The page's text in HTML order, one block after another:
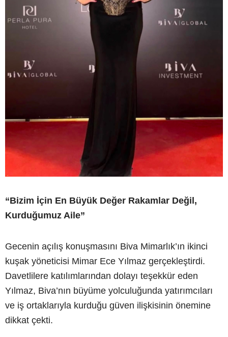
“Bizim İçin En Büyük Değer Rakamlar Değil,
Kurduğumuz Aile”
Gecenin açılış konuşmasını Biva Mimarlık’ın ikinci
kuşak yöneticisi Mimar Ece Yılmaz gerçekleştirdi.
Davetlilere katılımlarından dolayı teşekkür eden
Yılmaz, Biva’nın büyüme yolculuğunda yatırımcıları
ve iş ortaklarıyla kurduğu güven ilişkisinin önemine
dikkat çekti.